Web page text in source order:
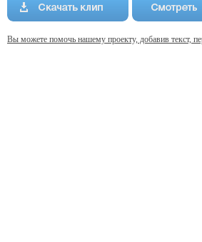
Вы можете помочь нашему проекту, добавив текст,